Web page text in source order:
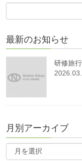
最新のお知らせ
研修旅
月別アーカイブ